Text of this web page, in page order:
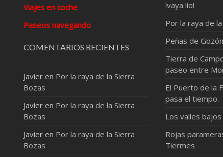
Viajes en coche
Paseos navegando
COMENTARIOS RECIENTES
Javier en Por la raya de la Sierra
Bozas
Javier en Por la raya de la Sierra
Bozas
Javier en Por la raya de la Sierra
Bozas
!vaya lio!
Por la raya de
Peñas de
Tierra de
paseo entre
El Puerto de la
pasa el tiempo.
Los valles
Rojas
Tiermes